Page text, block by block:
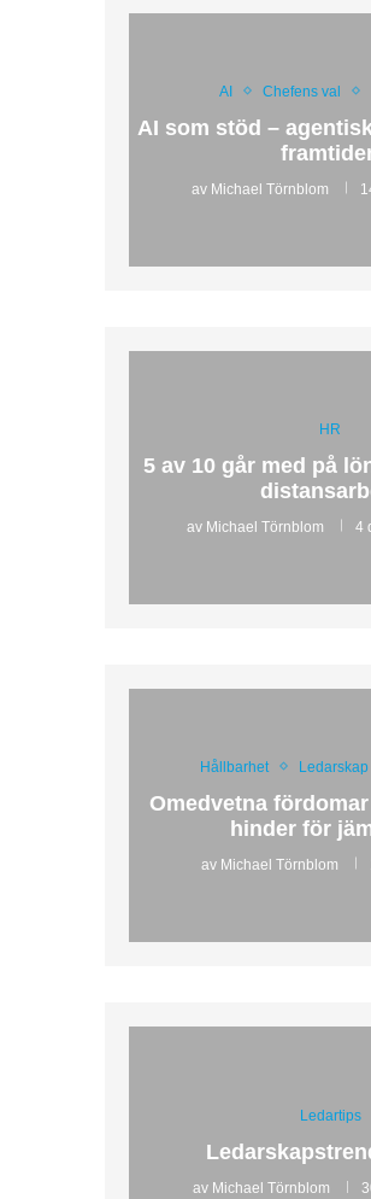
AI Chefens val
AI som stöd –
av Michael Törnblom
HR
5 av 10 går med på
av Michael Törnblom 4
Hållbarhet Ledarskap
Omedvetna
hinder för
av Michael Törnblom
Ledartips
av Michael Törnblom